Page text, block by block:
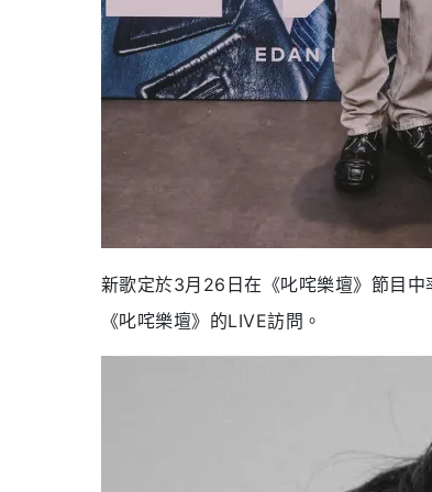
新歌定於3月26日在《叱咤樂壇》節目
《叱咤樂壇》的LIVE訪問。